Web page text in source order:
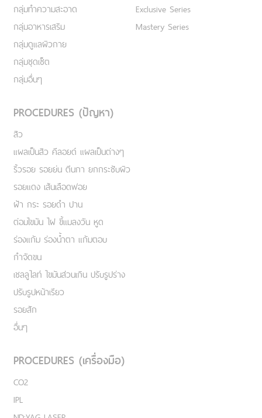
กลุ่มทำความสะอาด
กลุ่มอาหารเสริม
กลุ่มดูแลผิวกาย
กลุ่มชุดเซ็ต
กลุ่มอื่นๆ
Exclusive Series
Mastery Series
PROCEDURES (ปัญหา)
สิว
แผลเป็นสิว คีลอยด์ แผลเป็นต่างๆ
ริ้วรอย รอยย่น ตีนกา ยกกระชับผิว
รอยแดง เส้นเลือดฟอย
ฝ้า กระ รอยดำ ปาน
ต่อมไขมัน ไฝ ขี้แมลงวัน หูด
ร่องแก้ม ร่องน้ำตา แก้มตอบ
กำจัดขน
เชลลูไลท์ ไขมันส่วนเกิน ปรับรูปร่าง
ปรับรูปหน้าเรียว
รอยสัก
อื่นๆ
PROCEDURES (เครื่องมือ)
CO2
IPL